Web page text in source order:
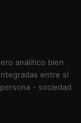
analítico bien
entre sí
- sociedad